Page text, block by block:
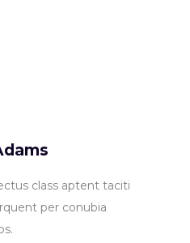
class aptent taciti
per conubia